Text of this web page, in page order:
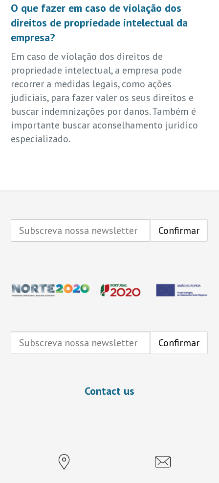
O que fazer em caso de violação dos
direitos de propriedade intelectual da
empresa?
Em caso de violação dos direitos de
propriedade intelectual, a empresa pode
recorrer a medidas legais, como ações
judiciais, para fazer valer os seus direitos e
buscar indemnizações por danos. Também é
importante buscar aconselhamento jurídico
especializado.
Contact us